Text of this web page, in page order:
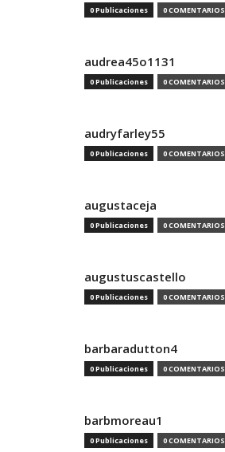
0 Publicaciones 0 COMENTARIOS
audrea45o1131
0 Publicaciones 0 COMENTARIOS
audryfarley55
0 Publicaciones 0 COMENTARIOS
augustaceja
0 Publicaciones 0 COMENTARIOS
augustuscastello
0 Publicaciones 0 COMENTARIOS
barbaradutton4
0 Publicaciones 0 COMENTARIOS
barbmoreau1
0 Publicaciones 0 COMENTARIOS